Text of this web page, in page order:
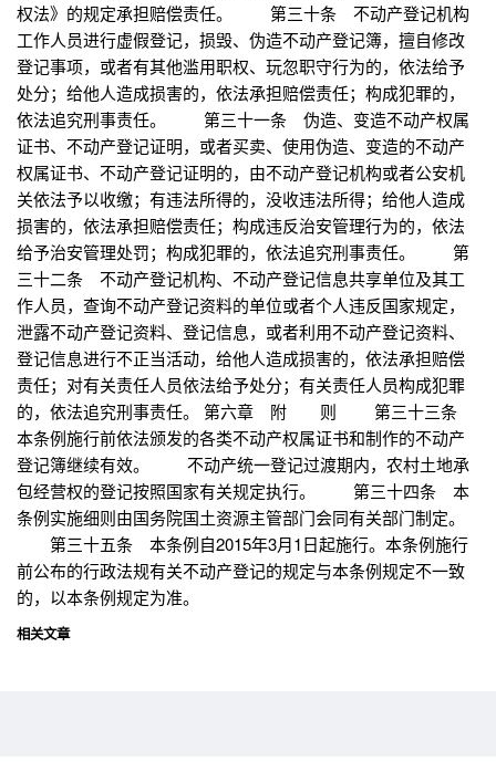
权法》的规定承担赔偿责任。 第三十条 不动产登记机构
工作人员进行虚假登记，损毁、伪造不动产登记簿，擅自修改
登记事项，或者有其他滥用职权、玩忽职守行为的，依法给予
处分；给他人造成损害的，依法承担赔偿责任；构成犯罪的，
依法追究刑事责任。 第三十一条 伪造、变造不动产权属
证书、不动产登记证明，或者买卖、使用伪造、变造的不动产
权属证书、不动产登记证明的，由不动产登记机构或者公安机
关依法予以收缴；有违法所得的，没收违法所得；给他人造成
损害的，依法承担赔偿责任；构成违反治安管理行为的，依法
给予治安管理处罚；构成犯罪的，依法追究刑事责任。 第
三十二条 不动产登记机构、不动产登记信息共享单位及其工
作人员，查询不动产登记资料的单位或者个人违反国家规定，
泄露不动产登记资料、登记信息，或者利用不动产登记资料、
登记信息进行不正当活动，给他人造成损害的，依法承担赔偿
责任；对有关责任人员依法给予处分；有关责任人员构成犯罪
的，依法追究刑事责任。 第六章 附 则 第三十三条
本条例施行前依法颁发的各类不动产权属证书和制作的不动产
登记簿继续有效。 不动产统一登记过渡期内，农村土地承
包经营权的登记按照国家有关规定执行。 第三十四条 本
条例实施细则由国务院国土资源主管部门会同有关部门制定。
第三十五条 本条例自2015年3月1日起施行。本条例施行
前公布的行政法规有关不动产登记的规定与本条例规定不一致
的，以本条例规定为准。
相关文章